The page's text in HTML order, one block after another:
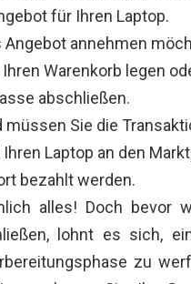
für Ihren Laptop.
Angebot annehmen
Warenkorb legen
abschließen.
Sie die
Laptop an den
bezahlt werden.
alles! Doch bevor
lohnt es sich,
zu